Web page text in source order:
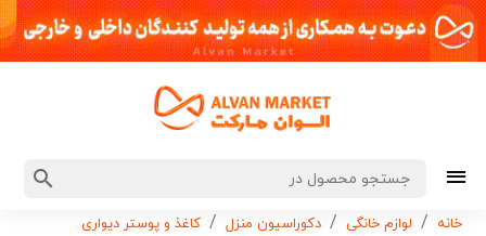
خانه لوازم خانگی دکوراسیون منزل کاغذ و پوستر دیواری